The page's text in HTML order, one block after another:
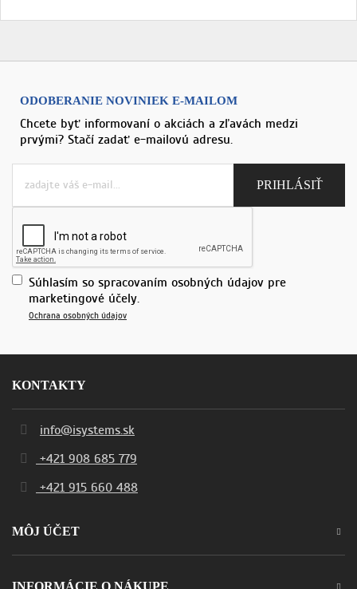
ODOBERANIE NOVINIEK E-MAILOM
Chcete byť informovaní o akciách a zľavách medzi
prvými? Stačí zadať e-mailovú adresu.
Súhlasím so spracovaním osobných údajov pre
marketingové účely.
Ochrana osobných údajov
KONTAKTY
info@isystems.sk
+421 908 685 779
+421 915 660 488
MÔJ ÚČET
INFORMÁCIE O NÁKUPE